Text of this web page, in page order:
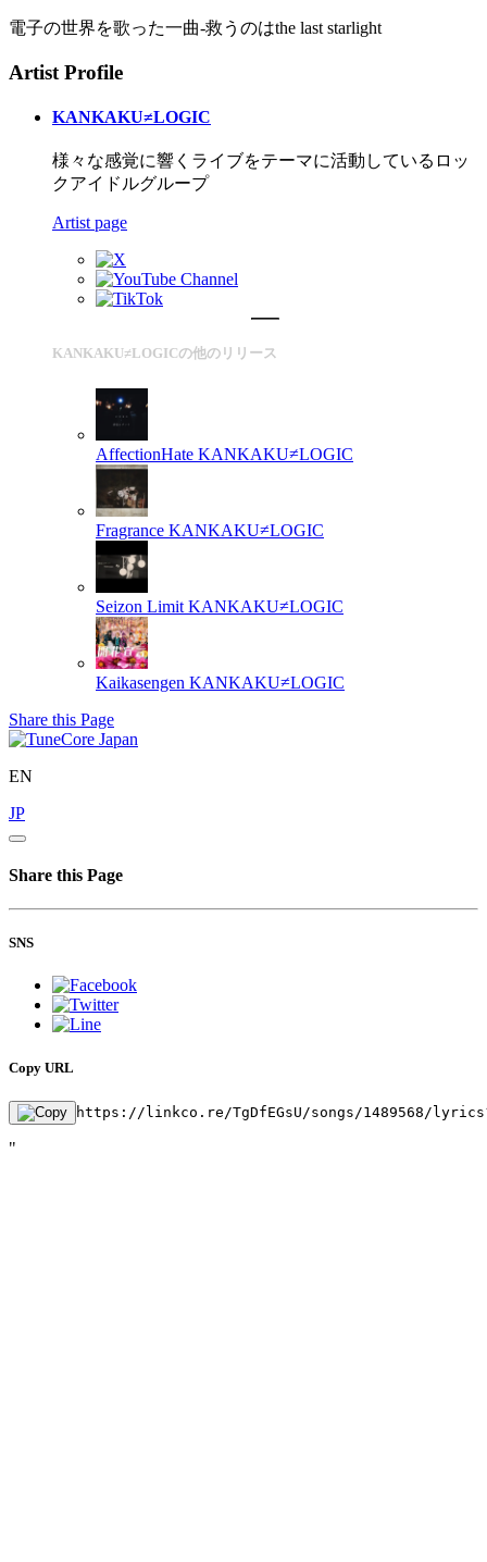
電子の世界を歌った一曲-救うのはthe last starlight
Artist Profile
KANKAKU≠LOGIC
様々な感覚に響くライブをテーマに活動しているロッ
クアイドルグループ
Artist page
KANKAKU≠LOGICの他のリリース
AffectionHate KANKAKU≠LOGIC
Fragrance KANKAKU≠LOGIC
Seizon Limit KANKAKU≠LOGIC
Kaikasengen KANKAKU≠LOGIC
Share this Page
EN
JP
Share this Page
SNS
Copy URL
https://linkco.re/TgDfEGsU/songs/1489568/
"